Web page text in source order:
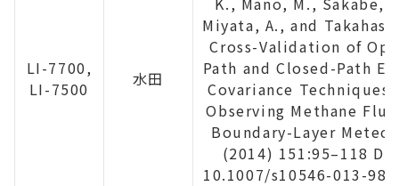
LI-7700,
LI-7500
水田
Miyata, A., and
Cross-Validation of
Path and Closed-Path
Covariance Techniques
Observing Methane
Boundary-Layer
(2014) 151:95–118
10.1007/s10546-013-